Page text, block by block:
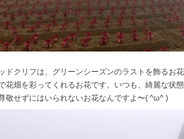
ドクリフは、グリーンシーズンのラストを飾るお
花畑を彩ってくれるお花です。いつも、綺麗な状
敬せずにはいられないお花なんですよ〜( ^ω^ )